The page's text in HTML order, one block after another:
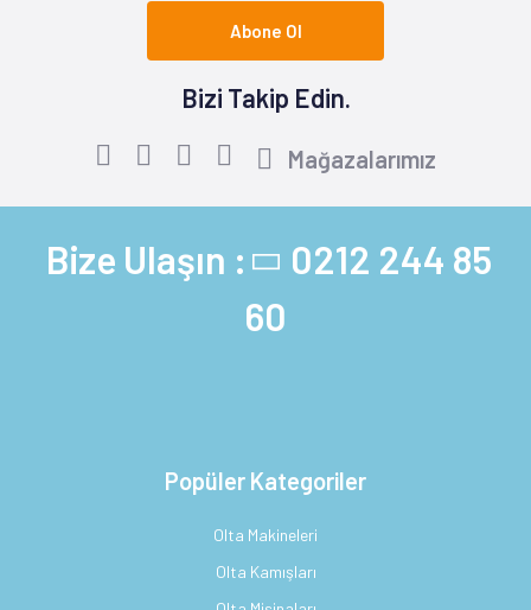
Abone Ol
Bizi Takip Edin.
Mağazalarımız
Bize Ulaşın : 0212 244 85
60
Popüler Kategoriler
Olta Makineleri
Olta Kamışları